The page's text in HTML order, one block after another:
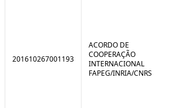
201610267001193
ACORDO DE
COOPERAÇÃO
INTERNACIONAL
FAPEG/INRIA/CNRS